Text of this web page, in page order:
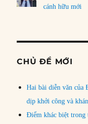
cánh hữu mới
CHỦ ĐỀ MỚI
Hai bài diễn văn
dịp khởi công và
Điểm khác biệt trong